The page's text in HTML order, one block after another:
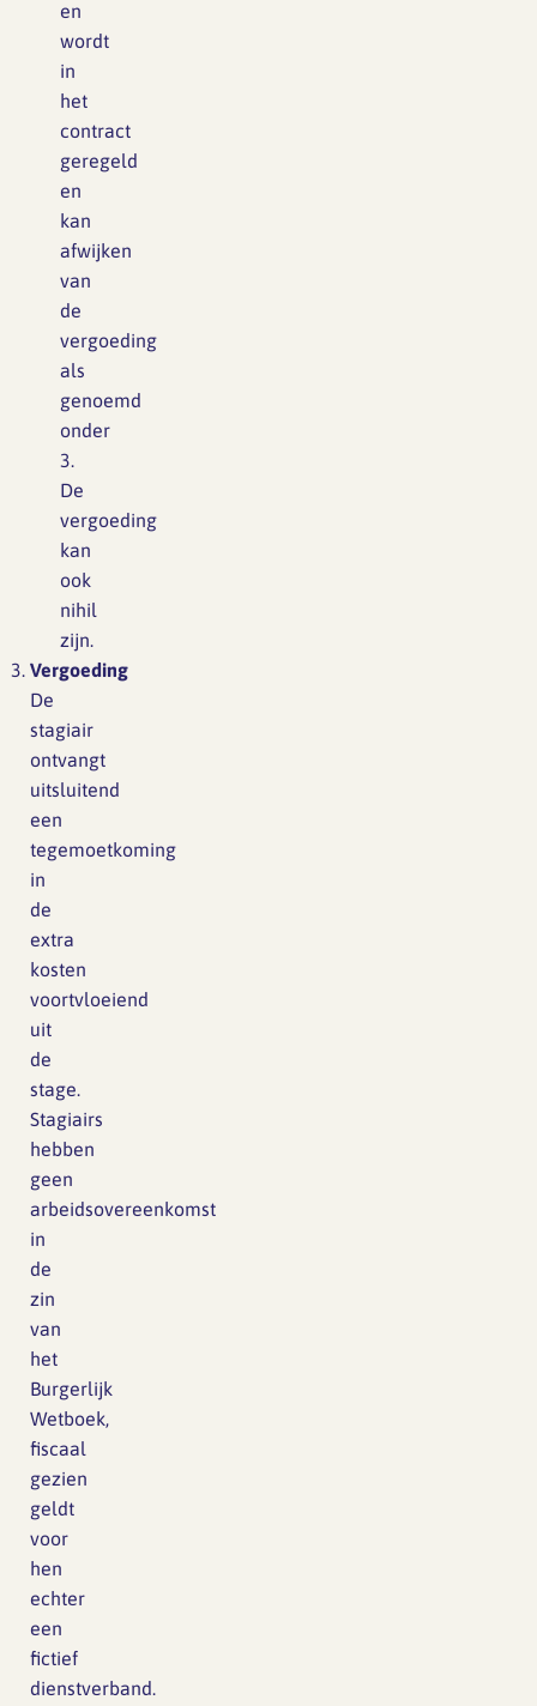
en
wordt
in
het
contract
geregeld
en
kan
afwijken
van
de
vergoeding
als
genoemd
onder
3.
De
vergoeding
kan
ook
nihil
zijn.
Vergoeding
De
stagiair
ontvangt
uitsluitend
een
tegemoetkoming
in
de
extra
kosten
voortvloeiend
uit
de
stage.
Stagiairs
hebben
geen
arbeidsovereenkomst
in
de
zin
van
het
Burgerlijk
Wetboek,
fiscaal
gezien
geldt
voor
hen
echter
een
fictief
dienstverband.